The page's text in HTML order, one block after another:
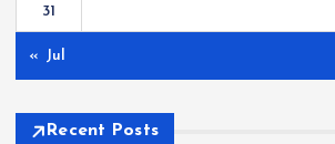
31
« Jul
Recent Posts